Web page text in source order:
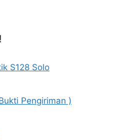
S128 Solo
Pengiriman )